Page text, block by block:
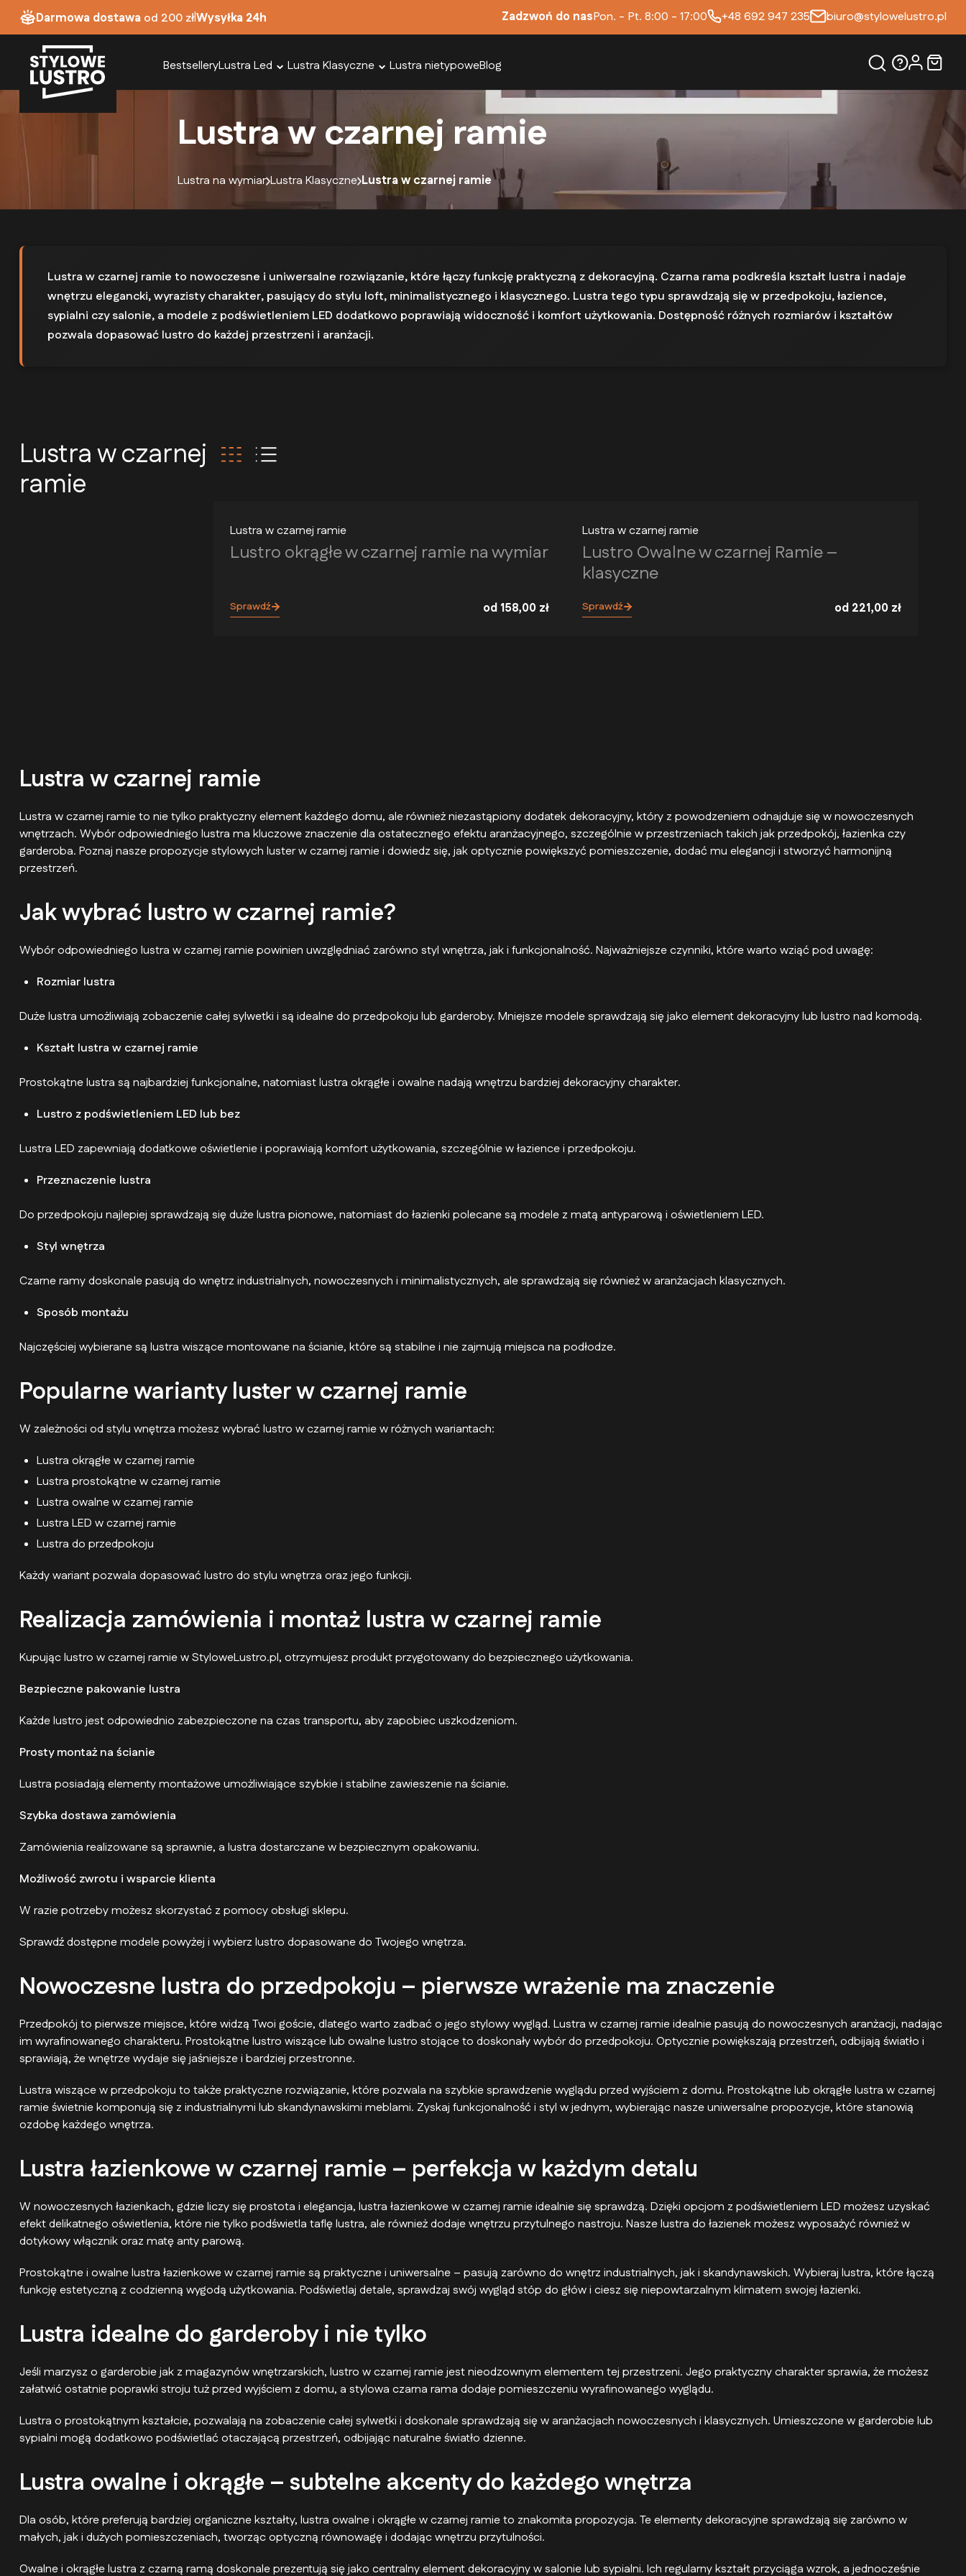
Darmowa dostawa od 200 zł|Wysyłka 24h Zadzwoń do nasPon. - Pt. 8:00 - 17:00 +48 692 947 235 biuro@stylowelustro.pl
BestselleryLustra Led Lustra Klasyczne Lustra nietypoweBlog
Lustra w czarnej ramie
Lustra na wymiar Lustra Klasyczne Lustra w czarnej ramie
Lustra w czarnej ramie to nowoczesne i uniwersalne rozwiązanie, które łączy funkcję praktyczną z dekoracyjną. Czarna rama podkreśla kształt lustra i nadaje
wnętrzu elegancki, wyrazisty charakter, pasujący do stylu loft, minimalistycznego i klasycznego. Lustra tego typu sprawdzają się w przedpokoju, łazience,
sypialni czy salonie, a modele z podświetleniem LED dodatkowo poprawiają widoczność i komfort użytkowania. Dostępność różnych rozmiarów i kształtów
pozwala dopasować lustro do każdej przestrzeni i aranżacji.
Lustra w czarnej
ramie
Lustra w czarnej ramie
Lustro okrągłe w czarnej ramie na wymiar
Sprawdź od 158,00 zł
Lustra w czarnej ramie
Lustro Owalne w czarnej Ramie –
klasyczne
Sprawdź od 221,00 zł
Lustra w czarnej ramie
Lustra w czarnej ramie to nie tylko praktyczny element każdego domu, ale również niezastąpiony dodatek dekoracyjny, który z powodzeniem odnajduje się w nowoczesnych
wnętrzach. Wybór odpowiedniego lustra ma kluczowe znaczenie dla ostatecznego efektu aranżacyjnego, szczególnie w przestrzeniach takich jak przedpokój, łazienka czy
garderoba. Poznaj nasze propozycje stylowych luster w czarnej ramie i dowiedz się, jak optycznie powiększyć pomieszczenie, dodać mu elegancji i stworzyć harmonijną
przestrzeń.
Jak wybrać lustro w czarnej ramie?
Wybór odpowiedniego lustra w czarnej ramie powinien uwzględniać zarówno styl wnętrza, jak i funkcjonalność. Najważniejsze czynniki, które warto wziąć pod uwagę:
Rozmiar lustra
Duże lustra umożliwiają zobaczenie całej sylwetki i są idealne do przedpokoju lub garderoby. Mniejsze modele sprawdzają się jako element dekoracyjny lub lustro nad komodą.
Kształt lustra w czarnej ramie
Prostokątne lustra są najbardziej funkcjonalne, natomiast lustra okrągłe i owalne nadają wnętrzu bardziej dekoracyjny charakter.
Lustro z podświetleniem LED lub bez
Lustra LED zapewniają dodatkowe oświetlenie i poprawiają komfort użytkowania, szczególnie w łazience i przedpokoju.
Przeznaczenie lustra
Do przedpokoju najlepiej sprawdzają się duże lustra pionowe, natomiast do łazienki polecane są modele z matą antyparową i oświetleniem LED.
Styl wnętrza
Czarne ramy doskonale pasują do wnętrz industrialnych, nowoczesnych i minimalistycznych, ale sprawdzają się również w aranżacjach klasycznych.
Sposób montażu
Najczęściej wybierane są lustra wiszące montowane na ścianie, które są stabilne i nie zajmują miejsca na podłodze.
Popularne warianty luster w czarnej ramie
W zależności od stylu wnętrza możesz wybrać lustro w czarnej ramie w różnych wariantach:
Lustra okrągłe w czarnej ramie
Lustra prostokątne w czarnej ramie
Lustra owalne w czarnej ramie
Lustra LED w czarnej ramie
Lustra do przedpokoju
Każdy wariant pozwala dopasować lustro do stylu wnętrza oraz jego funkcji.
Realizacja zamówienia i montaż lustra w czarnej ramie
Kupując lustro w czarnej ramie w StyloweLustro.pl, otrzymujesz produkt przygotowany do bezpiecznego użytkowania.
Bezpieczne pakowanie lustra
Każde lustro jest odpowiednio zabezpieczone na czas transportu, aby zapobiec uszkodzeniom.
Prosty montaż na ścianie
Lustra posiadają elementy montażowe umożliwiające szybkie i stabilne zawieszenie na ścianie.
Szybka dostawa zamówienia
Zamówienia realizowane są sprawnie, a lustra dostarczane w bezpiecznym opakowaniu.
Możliwość zwrotu i wsparcie klienta
W razie potrzeby możesz skorzystać z pomocy obsługi sklepu.
Sprawdź dostępne modele powyżej i wybierz lustro dopasowane do Twojego wnętrza.
Nowoczesne lustra do przedpokoju – pierwsze wrażenie ma znaczenie
Przedpokój to pierwsze miejsce, które widzą Twoi goście, dlatego warto zadbać o jego stylowy wygląd. Lustra w czarnej ramie idealnie pasują do nowoczesnych aranżacji, nadając
im wyrafinowanego charakteru. Prostokątne lustro wiszące lub owalne lustro stojące to doskonały wybór do przedpokoju. Optycznie powiększają przestrzeń, odbijają światło i
sprawiają, że wnętrze wydaje się jaśniejsze i bardziej przestronne.
Lustra wiszące w przedpokoju to także praktyczne rozwiązanie, które pozwala na szybkie sprawdzenie wyglądu przed wyjściem z domu. Prostokątne lub okrągłe lustra w czarnej
ramie świetnie komponują się z industrialnymi lub skandynawskimi meblami. Zyskaj funkcjonalność i styl w jednym, wybierając nasze uniwersalne propozycje, które stanowią
ozdobę każdego wnętrza.
Lustra łazienkowe w czarnej ramie – perfekcja w każdym detalu
W nowoczesnych łazienkach, gdzie liczy się prostota i elegancja, lustra łazienkowe w czarnej ramie idealnie się sprawdzą. Dzięki opcjom z podświetleniem LED możesz uzyskać
efekt delikatnego oświetlenia, które nie tylko podświetla taflę lustra, ale również dodaje wnętrzu przytulnego nastroju. Nasze lustra do łazienek możesz wyposażyć również w
dotykowy włącznik oraz matę anty parową.
Prostokątne i owalne lustra łazienkowe w czarnej ramie są praktyczne i uniwersalne – pasują zarówno do wnętrz industrialnych, jak i skandynawskich. Wybieraj lustra, które łączą
funkcję estetyczną z codzienną wygodą użytkowania. Podświetlaj detale, sprawdzaj swój wygląd stóp do głów i ciesz się niepowtarzalnym klimatem swojej łazienki.
Lustra idealne do garderoby i nie tylko
Jeśli marzysz o garderobie jak z magazynów wnętrzarskich, lustro w czarnej ramie jest nieodzownym elementem tej przestrzeni. Jego praktyczny charakter sprawia, że możesz
załatwić ostatnie poprawki stroju tuż przed wyjściem z domu, a stylowa czarna rama dodaje pomieszczeniu wyrafinowanego wyglądu.
Lustra o prostokątnym kształcie, pozwalają na zobaczenie całej sylwetki i doskonale sprawdzają się w aranżacjach nowoczesnych i klasycznych. Umieszczone w garderobie lub
sypialni mogą dodatkowo podświetlać otaczającą przestrzeń, odbijając naturalne światło dzienne.
Lustra owalne i okrągłe – subtelne akcenty do każdego wnętrza
Dla osób, które preferują bardziej organiczne kształty, lustra owalne i okrągłe w czarnej ramie to znakomita propozycja. Te elementy dekoracyjne sprawdzają się zarówno w
małych, jak i dużych pomieszczeniach, tworząc optyczną równowagę i dodając wnętrzu przytulności.
Owalne i okrągłe lustra z czarną ramą doskonale prezentują się jako centralny element dekoracyjny w salonie lub sypialni. Ich regularny kształt przyciąga wzrok, a jednocześnie